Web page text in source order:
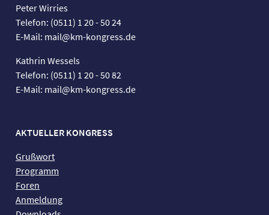
Peter Wirries
Telefon: (0511) 1 20 - 50 24
E-Mail: mail@km-kongress.de
Kathrin Wessels
Telefon: (0511) 1 20 - 50 82
E-Mail: mail@km-kongress.de
AKTUELLER KONGRESS
Grußwort
Programm
Foren
Anmeldung